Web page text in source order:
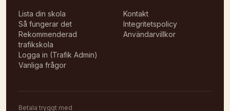
Lista din skola
Så fungerar det
Rekommenderad
trafikskola
Logga in (Trafik Admin)
Vanliga frågor
Kontakt
Integritetspolicy
Användarvillkor
Betala tryggt med